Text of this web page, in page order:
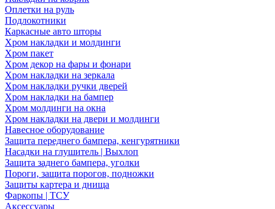
Оплетки на руль
Подлокотники
Каркасные авто шторы
Хром накладки и молдинги
Хром пакет
Хром декор на фары и фонари
Хром накладки на зеркала
Хром накладки ручки дверей
Хром накладки на бампер
Хром молдинги на окна
Хром накладки на двери и молдинги
Навесное оборудование
Защита переднего бампера, кенгурятники
Насадки на глушитель | Выхлоп
Защита заднего бампера, уголки
Пороги, защита порогов, подножки
Защиты картера и днища
Фаркопы | ТСУ
Аксессуары